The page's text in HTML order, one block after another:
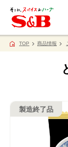
TOP 商品情報
製造終了品